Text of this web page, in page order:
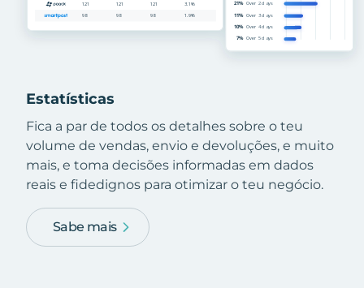
Estatísticas
Fica a par de todos os detalhes sobre o teu
volume de vendas, envio e devoluções, e muito
mais, e toma decisões informadas em dados
reais e fidedignos para otimizar o teu negócio.
Sabe mais